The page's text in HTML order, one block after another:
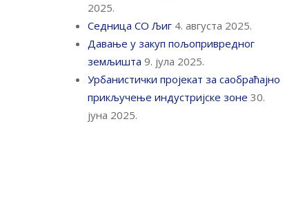
2025.
Седница СО Љиг 4. августа 2025.
Давање у закуп пољопривредног
земљишта 9. јула 2025.
Урбанистички пројекат за саобраћајно
прикључење индустријске зоне 30.
јуна 2025.